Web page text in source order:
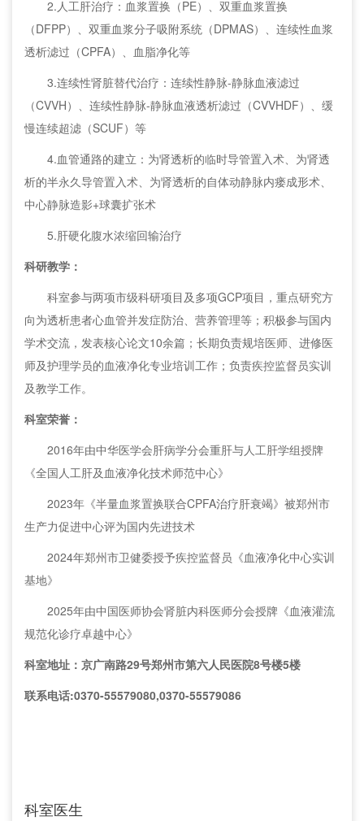
2.人工肝治疗：血浆置换（PE）、双重血浆置换
（DFPP）、双重血浆分子吸附系统（DPMAS）、连续性血浆
透析滤过（CPFA）、血脂净化等
3.连续性肾脏替代治疗：连续性静脉-静脉血液滤过
（CVVH）、连续性静脉-静脉血液透析滤过（CVVHDF）、缓
慢连续超滤（SCUF）等
4.血管通路的建立：为肾透析的临时导管置入术、为肾透
析的半永久导管置入术、为肾透析的自体动静脉内瘘成形术、
中心静脉造影+球囊扩张术
5.肝硬化腹水浓缩回输治疗
科研教学：
科室参与两项市级科研项目及多项GCP项目，重点研究方
向为透析患者心血管并发症防治、营养管理等；积极参与国内
学术交流，发表核心论文10余篇；长期负责规培医师、进修医
师及护理学员的血液净化专业培训工作；负责疾控监督员实训
及教学工作。
科室荣誉：
2016年由中华医学会肝病学分会重肝与人工肝学组授牌
《全国人工肝及血液净化技术师范中心》
2023年《半量血浆置换联合CPFA治疗肝衰竭》被郑州市
生产力促进中心评为国内先进技术
2024年郑州市卫健委授予疾控监督员《血液净化中心实训
基地》
2025年由中国医师协会肾脏内科医师分会授牌《血液灌流
规范化诊疗卓越中心》
科室地址：京广南路29号郑州市第六人民医院8号楼5楼
联系电话:0370-55579080,0370-55579086
科室医生